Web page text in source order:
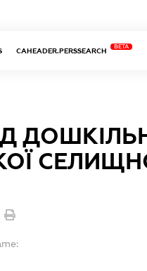
CAHEADER.PERSSEARCH
BETA